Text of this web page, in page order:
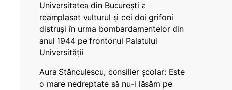
Universitatea din București a
reamplasat vulturul și cei doi grifoni
distruși în urma bombardamentelor din
anul 1944 pe frontonul Palatului
Universității
Aura Stănculescu, consilier școlar: Este
o mare nedreptate să nu-i lăsăm pe